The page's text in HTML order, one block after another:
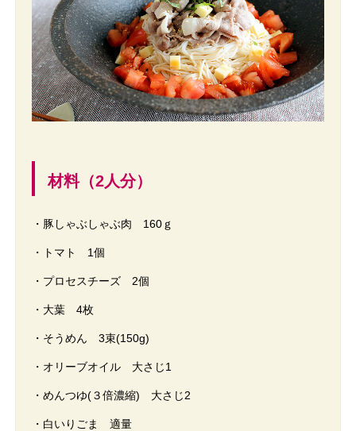
材料（2人分）
・豚しゃぶしゃぶ肉 160ｇ
・トマト 1個
・プロセスチーズ 2個
・大葉 4枚
・そうめん 3束(150g)
・オリーブオイル 大さじ1
・めんつゆ(３倍濃縮) 大さじ2
・白いりごま 適量